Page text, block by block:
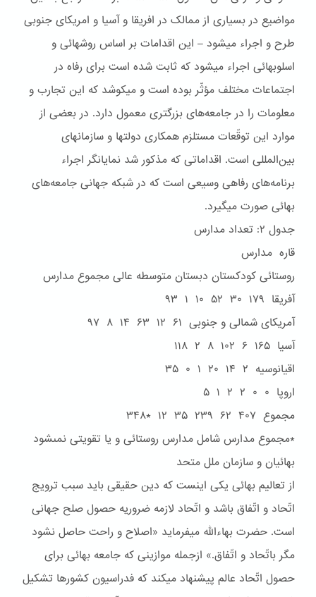
مواضيع در بسياری از ممالک در افريقا و آسيا و امريکای جنوبی
طرح و اجراء ميشود – اين اقدامات بر اساس روشهائی و
اسلوبهائی اجراء ميشود که ثابت شده است برای رفاه در
اجتماعات مختلف مؤثّر بوده است و ميکوشد که اين تجارب و
معلومات را در جامعه‌های بزرگتری معمول دارد. در بعضی از
موارد اين توقّعات مستلزم همکاری دولتها و سازمانهای
بين‌المللی است. اقداماتی که مذکور شد نمايانگر اجراء
برنامه‌های رفاهی وسيعی است که در شبکه جهانی جامعه‌های
بهائی صورت ميگيرد.
جدول ۲: تعداد مدارس
قاره مدارس
روستائى کودکستان دبستان متوسطه عالى مجموع مدارس
آفريقا ۱۷۹ ۳۰ ۵۲ ۱۰ ۱ ۹۳
آمريکاى شمالى و جنوبى ۶۱ ۱۲ ۶۳ ۱۴ ۸ ۹۷
آسيا ۱۶۵ ۶ ۱۰۲ ۸ ۲ ۱۱۸
اقيانوسيه ۲ ۱۴ ۲۰ ۱ ۰ ۳۵
اروپا ۰ ۰ ۲ ۲ ۱ ۵
مجموع ۴۰۷ ۶۲ ۲۳۹ ۳۵ ۱۲ *۳۴۸
*مجموع مدارس شامل مدارس روستائى و يا تقويتى نمىشود
بهائيان و سازمان ملل متحد
از تعاليم بهائی يکی اينست که دين حقيقی بايد سبب ترويج
اتّحاد و اتّفاق باشد و اتّحاد لازمه ضروريه حصول صلح جهانی
است. حضرت بهاءاللّه ميفرمايد «اصلاح و راحت حاصل نشود
مگر باتّحاد و اتّفاق.» ازجمله موازينی که جامعه بهائی برای
حصول اتّحاد عالم پيشنهاد ميکند که فدراسيون کشورها تشکيل